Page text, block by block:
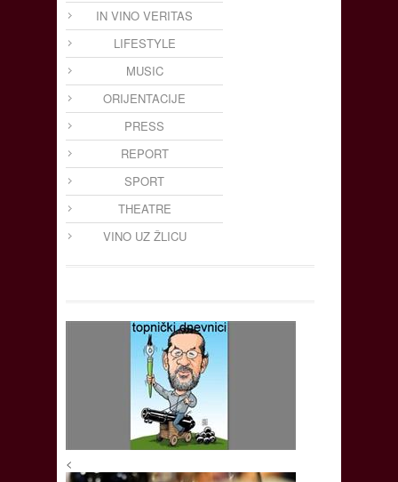
IN VINO VERITAS
LIFESTYLE
MUSIC
ORIJENTACIJE
PRESS
REPORT
SPORT
THEATRE
VINO UZ ŽLICU
<